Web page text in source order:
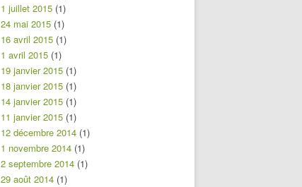
1 juillet 2015 (1)
24 mai 2015 (1)
16 avril 2015 (1)
1 avril 2015 (1)
19 janvier 2015 (1)
18 janvier 2015 (1)
14 janvier 2015 (1)
11 janvier 2015 (1)
12 décembre 2014 (1)
1 novembre 2014 (1)
2 septembre 2014 (1)
29 août 2014 (1)